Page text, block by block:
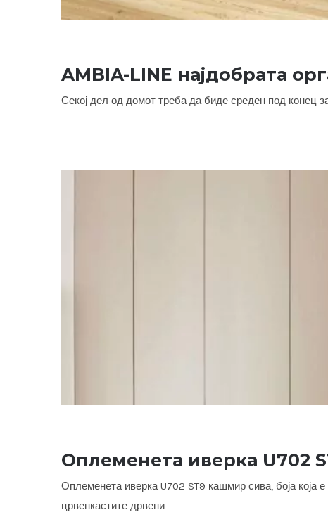
AMBIA-LINE најдобрата
Секој дел од домот треба да биде среден под конец
Оплеменета иверка U702
Оплеменета иверка U702 ST9 кашмир сива, боја која
црвенкастите дрвени